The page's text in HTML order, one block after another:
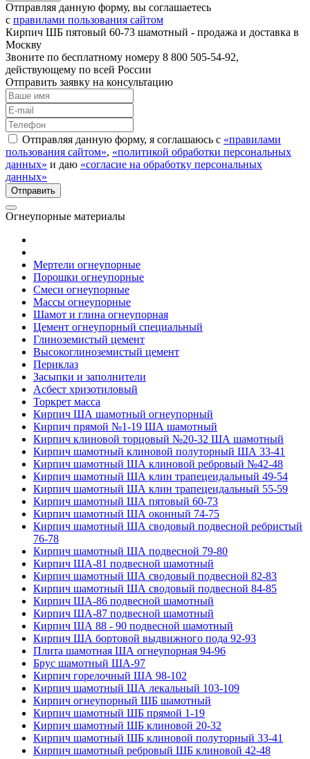
Отправляя данную форму, вы соглашаетесь
с правилами пользования сайтом
Кирпич ШБ пятовый 60-73 шамотный - продажа и доставка в
Москву
Звоните по бесплатному номеру 8 800 505-54-92,
действующему по всей России
Отправить заявку на консультацию
Отправляя данную форму, я соглашаюсь с «правилами
пользования сайтом», «политикой обработки персональных
данных» и даю «согласие на обработку персональных
данных»
Огнеупорные материалы
Мертели огнеупорные
Порошки огнеупорные
Смеси огнеупорные
Массы огнеупорные
Шамот и глина огнеупорная
Цемент огнеупорный специальный
Глиноземистый цемент
Высокоглиноземистый цемент
Периклаз
Засыпки и заполнители
Асбест хризотиловый
Торкрет масса
Кирпич ША шамотный огнеупорный
Кирпич прямой №1-19 ША шамотный
Кирпич клиновой торцовый №20-32 ША шамотный
Кирпич шамотный клиновой полуторный ША 33-41
Кирпич шамотный ША клиновой ребровый №42-48
Кирпич шамотный ША клин трапецеидальный 49-54
Кирпич шамотный ША клин трапецеидальный 55-59
Кирпич шамотный ША пятовый 60-73
Кирпич шамотный ША оконный 74-75
Кирпич шамотный ША сводовый подвесной ребристый
76-78
Кирпич шамотный ША подвесной 79-80
Кирпич ША-81 подвесной шамотный
Кирпич шамотный ША сводовый подвесной 82-83
Кирпич шамотный ША сводовый подвесной 84-85
Кирпич ША-86 подвесной шамотный
Кирпич ША-87 подвесной шамотный
Кирпич ША 88 - 90 подвесной шамотный
Кирпич ША бортовой выдвижного пода 92-93
Плита шамотная ША огнеупорная 94-96
Брус шамотный ША-97
Кирпич горелочный ША 98-102
Кирпич шамотный ША лекальный 103-109
Кирпич огнеупорный ШБ шамотный
Кирпич шамотный ШБ прямой 1-19
Кирпич шамотный ШБ клиновой 20-32
Кирпич шамотный ШБ клиновой полуторный 33-41
Кирпич шамотный ребровый ШБ клиновой 42-48